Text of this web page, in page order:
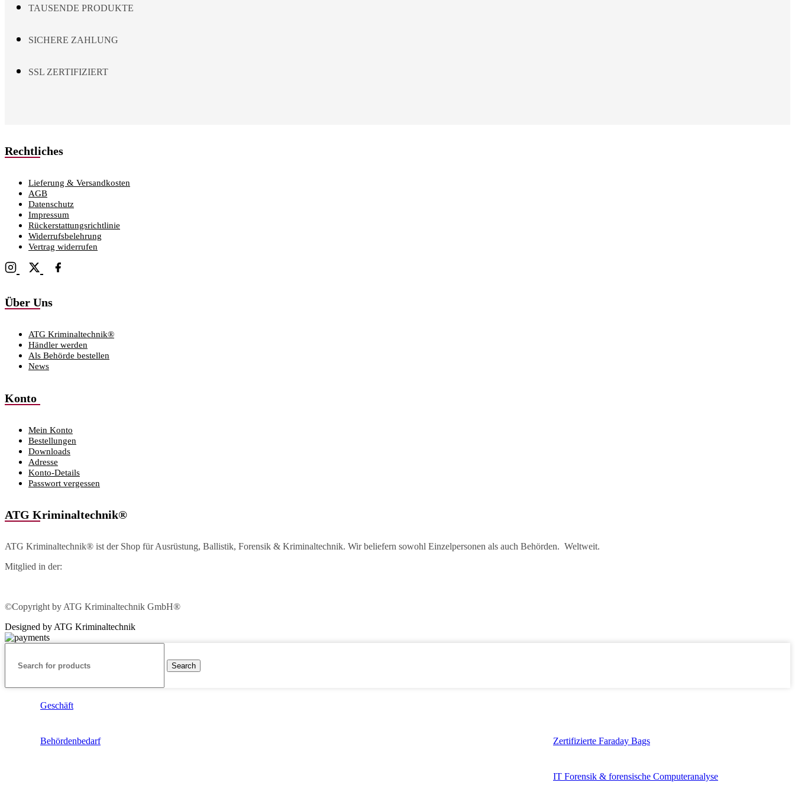
TAUSENDE PRODUKTE
SICHERE ZAHLUNG
SSL ZERTIFIZIERT
Rechtliches
Lieferung & Versandkosten
AGB
Datenschutz
Impressum
Rückerstattungsrichtlinie
Widerrufsbelehrung
Vertrag widerrufen
Über Uns
ATG Kriminaltechnik®
Händler werden
Als Behörde bestellen
News
Konto
Mein Konto
Bestellungen
Downloads
Adresse
Konto-Details
Passwort vergessen
ATG Kriminaltechnik®
ATG Kriminaltechnik® ist der Shop für Ausrüstung, Ballistik, Forensik & Kriminaltechnik. Wir beliefern sowohl Einzelpersonen als auch Behörden. Weltweit.
Mitglied in der:
©Copyright by ATG Kriminaltechnik GmbH®
Designed by ATG Kriminaltechnik
Search
Geschäft
Behördenbedarf Zertifizierte Faraday Bags
IT Forensik & forensische Computeranalyse